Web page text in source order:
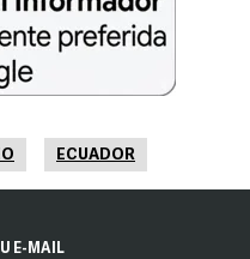
ECUADOR
E-MAIL